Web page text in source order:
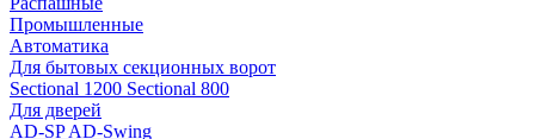
Промышленные
Автоматика
Для бытовых секционных ворот
Sectional 1200 Sectional 800
Для дверей
AD-SPAD-Swing